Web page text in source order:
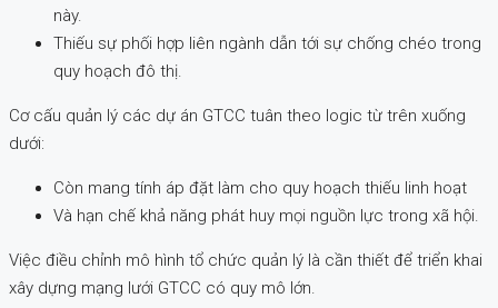
này.
Thiếu sự phối hợp liên ngành dẫn tới sự chống chéo trong
quy hoạch đô thị.
Cơ cấu quản lý các dự án GTCC tuân theo logic từ trên xuống
dưới:
Còn mang tính áp đặt làm cho quy hoạch thiếu linh hoạt
Và hạn chế khả năng phát huy mọi nguồn lực trong xã hội.
Việc điều chỉnh mô hình tổ chức quản lý là cần thiết để triển khai
xây dựng mạng lưới GTCC có quy mô lớn.